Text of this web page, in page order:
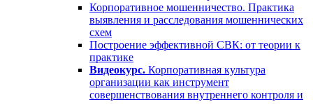
Корпоративное мошенничество. Практика
выявления и расследования мошеннических
схем
Построение эффективной СВК: от теории к
практике
Видеокурс. Корпоративная культура
организации как инструмент
совершенствования внутреннего контроля и